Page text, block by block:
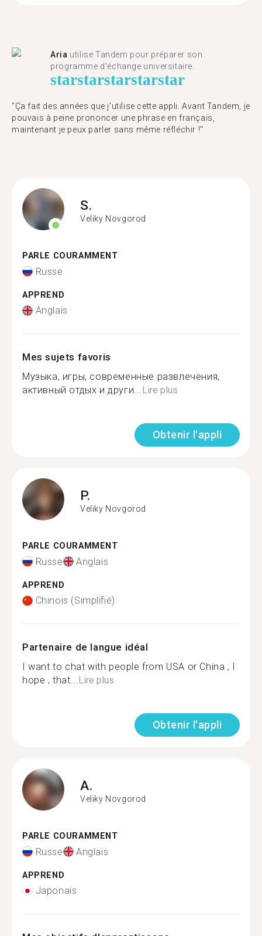
Aria utilise Tandem pour préparer son
programme d'échange universitaire.
starstarstarstarstar
"Ça fait des années que j'utilise cette appli. Avant Tandem, je
pouvais à peine prononcer une phrase en français,
maintenant je peux parler sans même réfléchir !"
S.
Veliky Novgorod
PARLE COURAMMENT
Russe
APPREND
Anglais
Mes sujets favoris
Музыка, игры, современные развлечения,
активный отдых и други...Lire plus
Obtenir l'appli
P.
Veliky Novgorod
PARLE COURAMMENT
Russe Anglais
APPREND
Chinois (Simplifié)
Partenaire de langue idéal
I want to chat with people from USA or China , I
hope , that...Lire plus
Obtenir l'appli
A.
Veliky Novgorod
PARLE COURAMMENT
Russe Anglais
APPREND
Japonais